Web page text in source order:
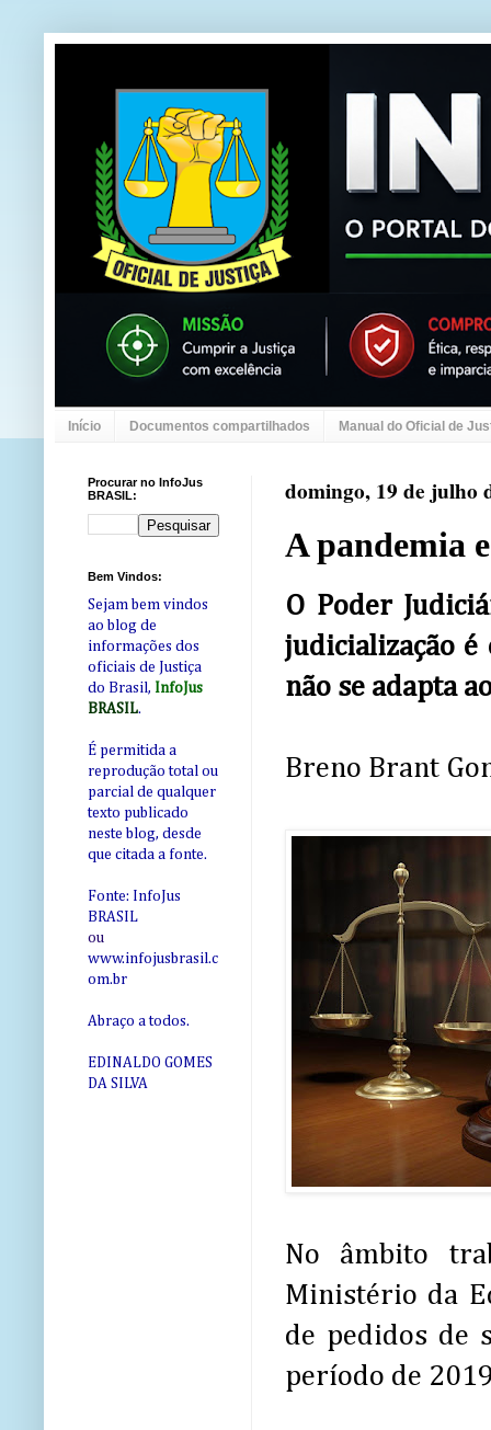
Início Documentos compartilhados Manual do Oficial de
domingo, 19 de julho
A pandemia
O Poder
judicialização
não se adapta
Breno Brant
No âmbito
Ministério da
de pedidos de
período de
Procurar no InfoJus
BRASIL:
Bem Vindos:
Sejam bem vindos
ao blog de
informações dos
oficiais de Justiça
do Brasil, InfoJus
BRASIL.
É permitida a
reprodução total ou
parcial de qualquer
texto publicado
neste blog, desde
que citada a fonte.
Fonte: InfoJus
BRASIL
ou
www.infojusbrasil.c
om.br
Abraço a todos.
EDINALDO GOMES
DA SILVA